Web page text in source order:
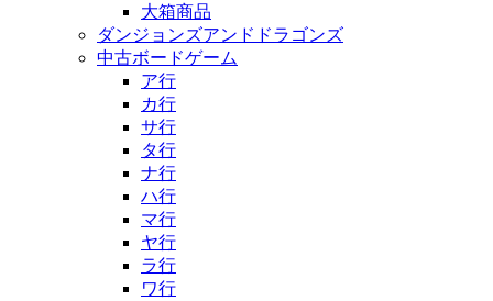
大箱商品
ダンジョンズアンドドラゴンズ
中古ボードゲーム
ア行
カ行
サ行
タ行
ナ行
ハ行
マ行
ヤ行
ラ行
ワ行